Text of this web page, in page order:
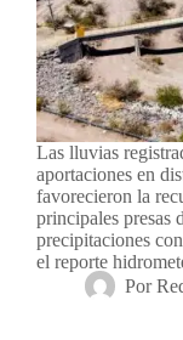
Las lluvias
aportaciones en
favorecieron la
principales presas
precipitaciones
el reporte
Por